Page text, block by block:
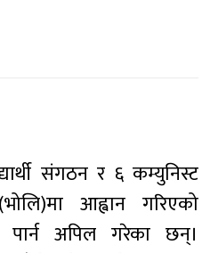
संगठन र ६ कम्युनिस्ट
आह्वान गरिएको
अपिल गरेका छन्।